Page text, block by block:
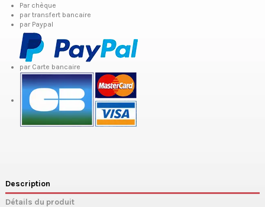
Par chèque
par transfert bancaire
par Paypal
par Carte bancaire
Description
Détails du produit